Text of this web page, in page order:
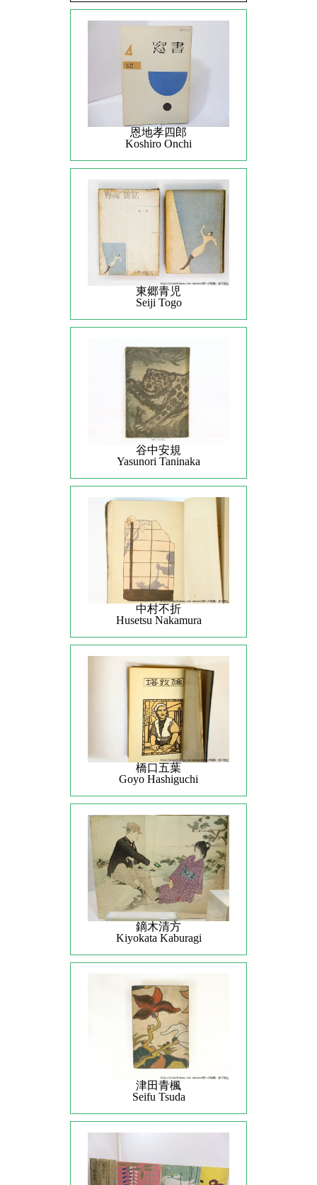
恩地孝四郎
Koshiro Onchi
東郷青児
Seiji Togo
谷中安規
Yasunori Taninaka
中村不折
Husetsu Nakamura
橋口五葉
Goyo Hashiguchi
鏑木清方
Kiyokata Kaburagi
津田青楓
Seifu Tsuda